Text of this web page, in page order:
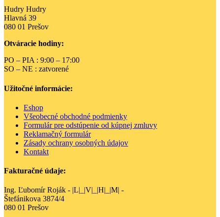
vybrať
na
stránke
produktu.
Hudry Hudry
Hlavná 39
080 01 Prešov
Otváracie hodiny:
PO – PIA : 9:00 – 17:00
SO – NE : zatvorené
Užitočné informácie:
Eshop
Všeobecné obchodné podmienky
Formulár pre odstúpenie od kúpnej zmluvy
Reklamačný formulár
Zásady ochrany osobných údajov
Kontakt
Fakturačné údaje:
Ing. Ľubomír Roják - |L|_|V|_|H|_|M| -
Štefánikova 3874/4
080 01 Prešov